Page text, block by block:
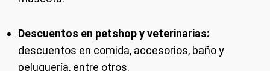
Descuentos en petshop y veterinarias:
descuentos en comida, accesorios, baño y
peluquería, entre otros.